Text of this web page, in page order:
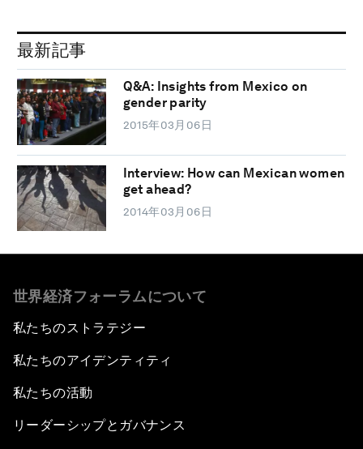
最新記事
Q&A: Insights from Mexico on
gender parity
2015年03月06日
Interview: How can Mexican women
get ahead?
2014年03月06日
世界経済フォーラムについて
私たちのストラテジー
私たちのアイデンティティ
私たちの活動
リーダーシップとガバナンス